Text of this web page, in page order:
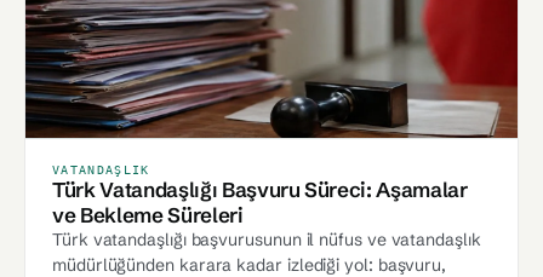
VATANDAŞLIK
Türk Vatandaşlığı Başvuru Süreci: Aşamalar
ve Bekleme Süreleri
Türk vatandaşlığı başvurusunun il nüfus ve vatandaşlık
müdürlüğünden karara kadar izlediği yol: başvuru,